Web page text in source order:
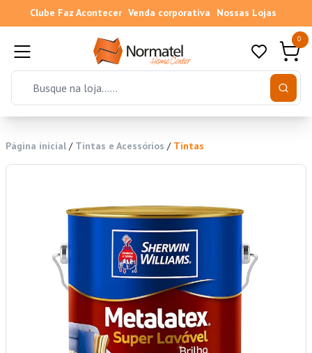
Clube Faz Acontecer Venda corporativa Nossas Lojas
0
Página inicial / Tintas e Acessórios / Tintas